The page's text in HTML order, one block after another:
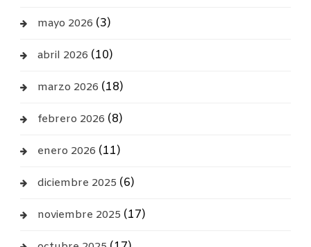
mayo 2026 (3)
abril 2026 (10)
marzo 2026 (18)
febrero 2026 (8)
enero 2026 (11)
diciembre 2025 (6)
noviembre 2025 (17)